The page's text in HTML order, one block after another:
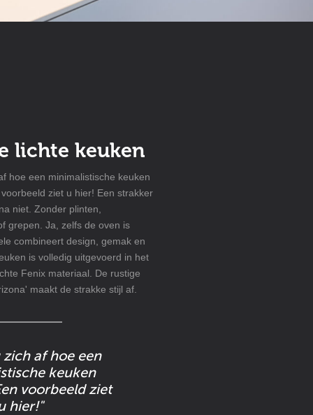
lichte keuken
hoe een minimalistische keuken
ziet u hier! Een strakker
niet. Zonder plinten,
grepen. Ja, zelfs de oven is
combineert design, gemak en
is volledig uitgevoerd in het
Fenix materiaal. De rustige
maakt de strakke stijl af.
af hoe een
keuken
voorbeeld ziet
hier!"